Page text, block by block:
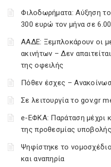
Φιλοδωρήματα: Αύξηση
300 ευρώ τον μήνα σε
ΑΑΔΕ: Ξεμπλοκάρουν οι
ακινήτων – Δεν
της οφειλής
Πόθεν έσχες –
Σε λειτουργία το gov.gr
e-ΕΦΚΑ: Παράταση μέχρι
της προθεσμίας
Ψηφίστηκε το
και αναπηρία